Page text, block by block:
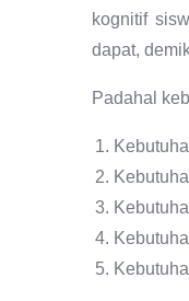
kognitif
dapat,
Padahal